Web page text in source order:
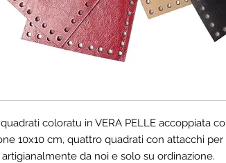
coloratu in VERA PELLE accoppiata
10x10 cm, quattro quadrati con attacchi per
da noi e solo su ordinazione.